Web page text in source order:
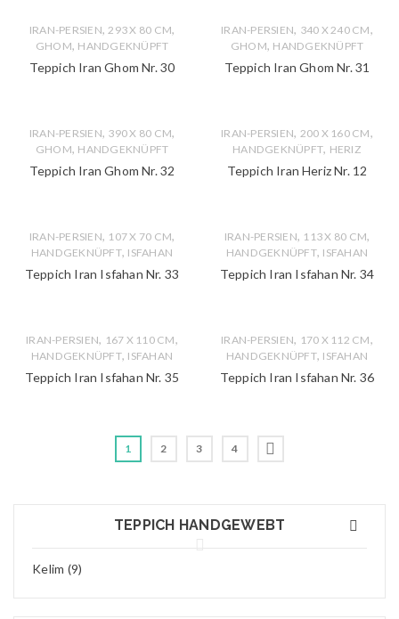
TEPPICH HANDGEWEBT
Kelim (9)
IRAN-PERSIEN, 293 X 80 CM,
GHOM, HANDGEKNÜPFT
Teppich Iran Ghom Nr. 30
IRAN-PERSIEN, 340 X 240 CM,
GHOM, HANDGEKNÜPFT
Teppich Iran Ghom Nr. 31
IRAN-PERSIEN, 390 X 80 CM,
GHOM, HANDGEKNÜPFT
Teppich Iran Ghom Nr. 32
IRAN-PERSIEN, 200 X 160 CM,
HANDGEKNÜPFT, HERIZ
Teppich Iran Heriz Nr. 12
IRAN-PERSIEN, 107 X 70 CM,
HANDGEKNÜPFT, ISFAHAN
Teppich Iran Isfahan Nr. 33
IRAN-PERSIEN, 113 X 80 CM,
HANDGEKNÜPFT, ISFAHAN
Teppich Iran Isfahan Nr. 34
IRAN-PERSIEN, 167 X 110 CM,
HANDGEKNÜPFT, ISFAHAN
Teppich Iran Isfahan Nr. 35
IRAN-PERSIEN, 170 X 112 CM,
HANDGEKNÜPFT, ISFAHAN
Teppich Iran Isfahan Nr. 36
1 2 3 4